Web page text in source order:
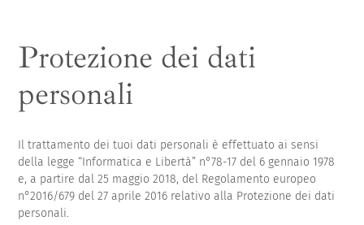
Protezione dei dati
personali
Il trattamento dei tuoi dati personali è effettuato ai sensi
della legge “Informatica e Libertà” n°78-17 del 6 gennaio 1978
e, a partire dal 25 maggio 2018, del Regolamento europeo
n°2016/679 del 27 aprile 2016 relativo alla Protezione dei dati
personali.